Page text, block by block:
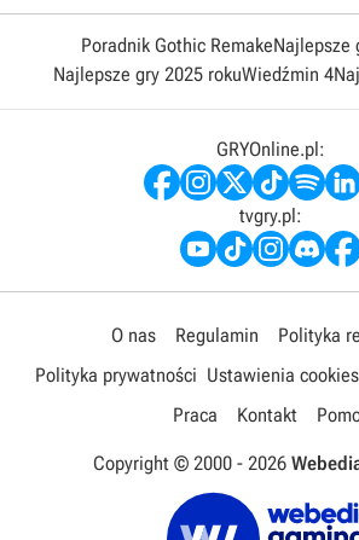
Poradnik Gothic RemakeNajlepsze
Najlepsze gry 2025 rokuWiedźmin 4
GRYOnline.pl:
tvgry.pl:
O nas Regulamin
Polityka
Polityka prywatności Ustawienia cookies
Praca
Kontakt
Copyright © 2000 - 2026